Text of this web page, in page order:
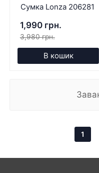
Сумка Lonza 206281
1,990 грн.
3,980 грн.
В кошик
1